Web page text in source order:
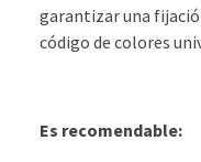
garantizar una
código de colores
Es recomendable: